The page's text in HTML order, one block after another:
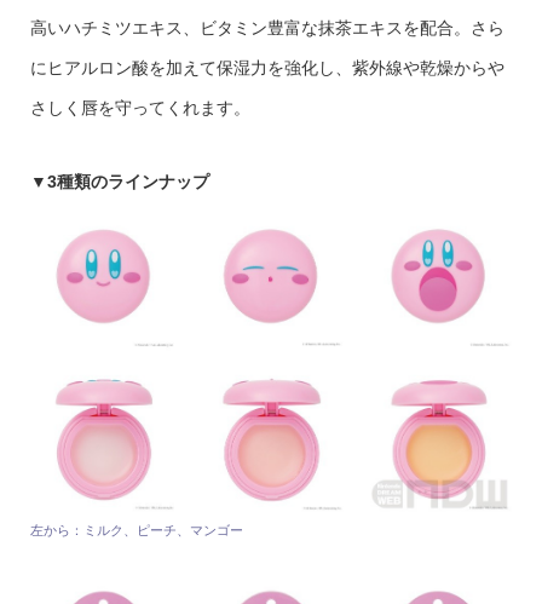
高いハチミツエキス、ビタミン豊富な抹茶エキスを配合。さら
にヒアルロン酸を加えて保湿力を強化し、紫外線や乾燥からや
さしく唇を守ってくれます。
▼3種類のラインナップ
左から：ミルク、ピーチ、マンゴー